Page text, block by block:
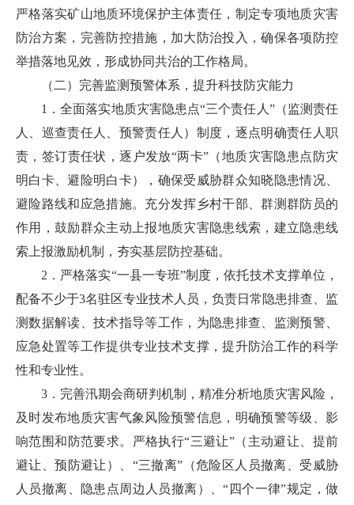
严格落实矿山地质环境保护主体责任，制定专项地质灾害
防治方案，完善防控措施，加大防治投入，确保各项防控
举措落地见效，形成协同共治的工作格局。
（二）完善监测预警体系，提升科技防灾能力
1．全面落实地质灾害隐患点“三个责任人”（监测责任
人、巡查责任人、预警责任人）制度，逐点明确责任人职
责，签订责任状，逐户发放“两卡”（地质灾害隐患点防灾
明白卡、避险明白卡），确保受威胁群众知晓隐患情况、
避险路线和应急措施。充分发挥乡村干部、群测群防员的
作用，鼓励群众主动上报地质灾害隐患线索，建立隐患线
索上报激励机制，夯实基层防控基础。
2．严格落实“一县一专班”制度，依托技术支撑单位，
配备不少于3名驻区专业技术人员，负责日常隐患排查、监
测数据解读、技术指导等工作，为隐患排查、监测预警、
应急处置等工作提供专业技术支撑，提升防治工作的科学
性和专业性。
3．完善汛期会商研判机制，精准分析地质灾害风险，
及时发布地质灾害气象风险预警信息，明确预警等级、影
响范围和防范要求。严格执行“三避让”（主动避让、提前
避让、预防避让）、“三撤离”（危险区人员撤离、受威胁
人员撤离、隐患点周边人员撤离）、“四个一律”规定，做